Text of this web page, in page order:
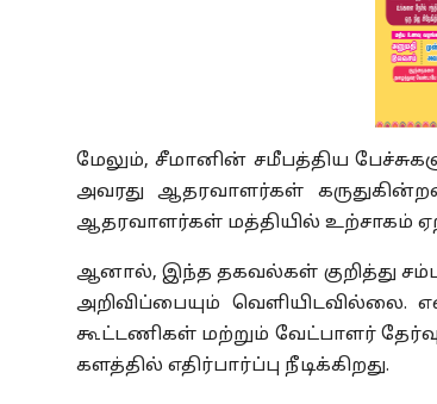
மேலும், சீமானின் சமீபத்திய
அவரது ஆதரவாளர்கள்
ஆதரவாளர்கள் மத்தியில் உற்சாகம்
ஆனால், இந்த தகவல்கள் குறித்து
அறிவிப்பையும்
கூட்டணிகள் மற்றும் வேட்பாளர்
களத்தில் எதிர்பார்ப்பு நீடிக்கிறது.